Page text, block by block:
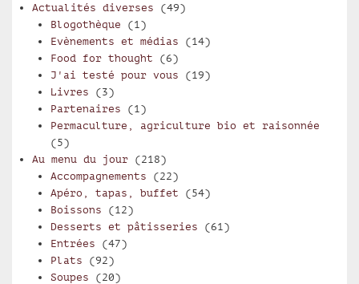
Actualités diverses (49)
Blogothèque (1)
Evènements et médias (14)
Food for thought (6)
J'ai testé pour vous (19)
Livres (3)
Partenaires (1)
Permaculture, agriculture bio et raisonnée
(5)
Au menu du jour (218)
Accompagnements (22)
Apéro, tapas, buffet (54)
Boissons (12)
Desserts et pâtisseries (61)
Entrées (47)
Plats (92)
Soupes (20)